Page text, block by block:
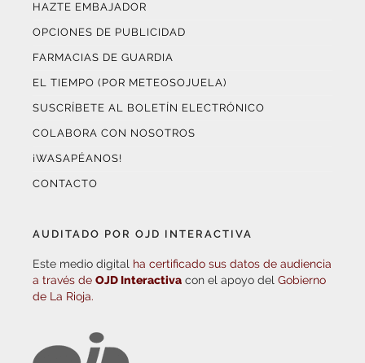
HAZTE EMBAJADOR
OPCIONES DE PUBLICIDAD
FARMACIAS DE GUARDIA
EL TIEMPO (POR METEOSOJUELA)
SUSCRÍBETE AL BOLETÍN ELECTRÓNICO
COLABORA CON NOSOTROS
¡WASAPÉANOS!
CONTACTO
AUDITADO POR OJD INTERACTIVA
Este medio digital ha certificado sus datos de audiencia
a través de OJD Interactiva con el apoyo del Gobierno
de La Rioja.